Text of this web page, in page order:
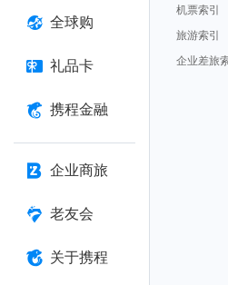
全球购
礼品卡
携程金融
企业商旅
老友会
关于携程
机票索引
旅游索引
企业差旅